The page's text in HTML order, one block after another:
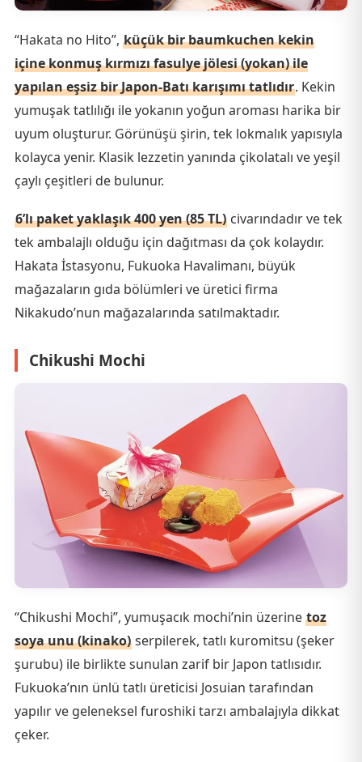
“Hakata no Hito”, küçük bir baumkuchen kekin
içine konmuş kırmızı fasulye jölesi (yokan) ile
yapılan eşsiz bir Japon-Batı karışımı tatlıdır. Kekin
yumuşak tatlılığı ile yokanın yoğun aroması harika bir
uyum oluşturur. Görünüşü şirin, tek lokmalık yapısıyla
kolayca yenir. Klasik lezzetin yanında çikolatalı ve yeşil
çaylı çeşitleri de bulunur.
6’lı paket yaklaşık 400 yen (85 TL) civarındadır ve tek
tek ambalajlı olduğu için dağıtması da çok kolaydır.
Hakata İstasyonu, Fukuoka Havalimanı, büyük
mağazaların gıda bölümleri ve üretici firma
Nikakudo’nun mağazalarında satılmaktadır.
Chikushi Mochi
“Chikushi Mochi”, yumuşacık mochi’nin üzerine toz
soya unu (kinako) serpilerek, tatlı kuromitsu (şeker
şurubu) ile birlikte sunulan zarif bir Japon tatlısıdır.
Fukuoka’nın ünlü tatlı üreticisi Josuian tarafından
yapılır ve geleneksel furoshiki tarzı ambalajıyla dikkat
çeker.